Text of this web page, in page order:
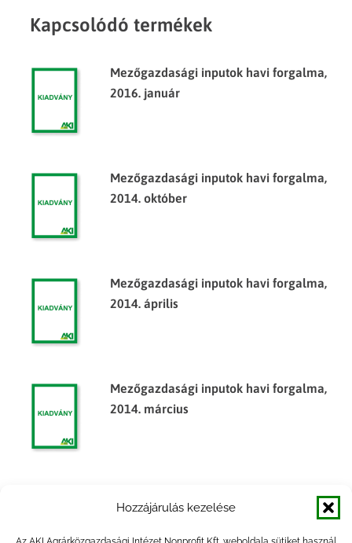
Hozzájárulás kezelése
Kapcsolódó termékek
Mezőgazdasági inputok havi forgalma,
2016. január
Mezőgazdasági inputok havi forgalma,
2014. október
Mezőgazdasági inputok havi forgalma,
2014. április
Mezőgazdasági inputok havi forgalma,
2014. március
Mezőgazdasági inputok havi forgalma,
2015. július